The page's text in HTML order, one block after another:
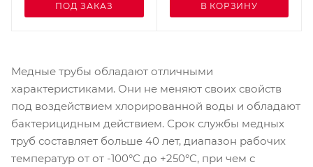
ПОД ЗАКАЗ В КОРЗИНУ
Медные трубы обладают отличными
характеристиками. Они не меняют своих свойств
под воздействием хлорированной воды и обладают
бактерицидным действием. Срок службы медных
труб составляет больше 40 лет, диапазон рабочих
температур от от -100°C до +250°C, при чем с